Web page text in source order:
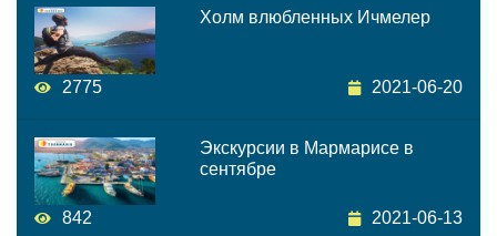
Холм влюбленных Ичмелер
2775 2021-06-20
Экскурсии в Мармарисе в
сентябре
842 2021-06-13